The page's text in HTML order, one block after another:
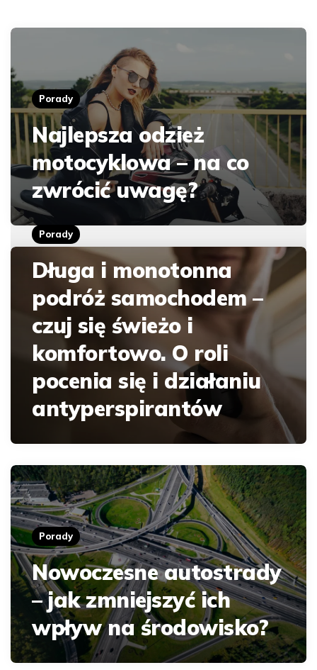
Porady
Najlepsza odzież
motocyklowa – na co
zwrócić uwagę?
Porady
Długa i monotonna
podróż samochodem –
czuj się świeżo i
komfortowo. O roli
pocenia się i działaniu
antyperspirantów
Porady
Nowoczesne autostrady
– jak zmniejszyć ich
wpływ na środowisko?